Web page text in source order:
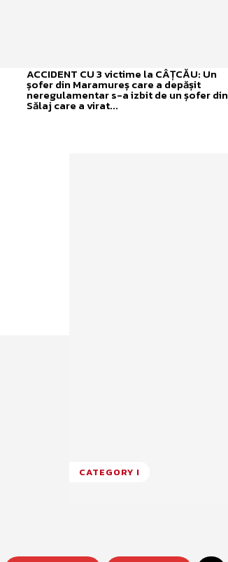
ACCIDENT CU 3 victime la CÂȚCĂU: Un
șofer din Maramureș care a depășit
neregulamentar s-a izbit de un șofer din
Sălaj care a virat...
CATEGORY I